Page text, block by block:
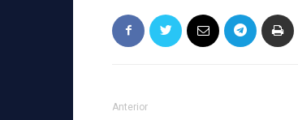
Anterior